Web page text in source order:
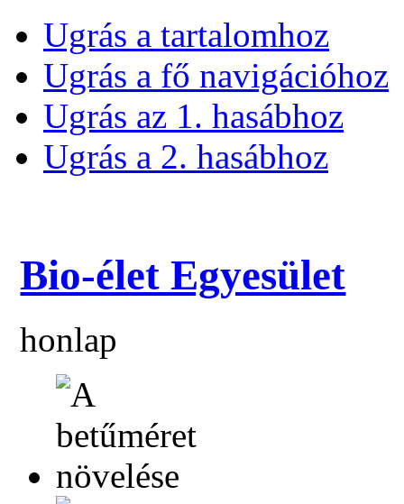
Ugrás a tartalomhoz
Ugrás a fő navigációhoz
Ugrás az 1. hasábhoz
Ugrás a 2. hasábhoz
Bio-élet Egyesület
honlap